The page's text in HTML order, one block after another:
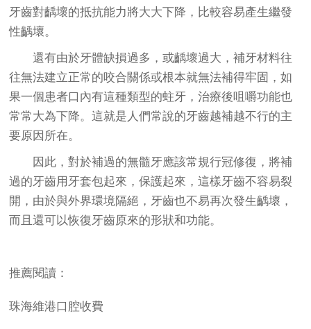
牙齒對齲壞的抵抗能力將大大下降，比較容易產生繼發
性齲壞。
還有由於牙體缺損過多，或齲壞過大，補牙材料往
往無法建立正常的咬合關係或根本就無法補得牢固，如
果一個患者口內有這種類型的蛀牙，治療後咀嚼功能也
常常大為下降。這就是人們常說的牙齒越補越不行的主
要原因所在。
因此，對於補過的無髓牙應該常規行冠修復，將補
過的牙齒用牙套包起來，保護起來，這樣牙齒不容易裂
開，由於與外界環境隔絕，牙齒也不易再次發生齲壞，
而且還可以恢復牙齒原來的形狀和功能。
推薦閱讀：
珠海維港口腔收費